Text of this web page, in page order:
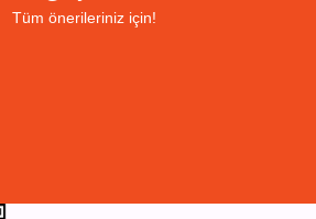
Tüm önerileriniz için!